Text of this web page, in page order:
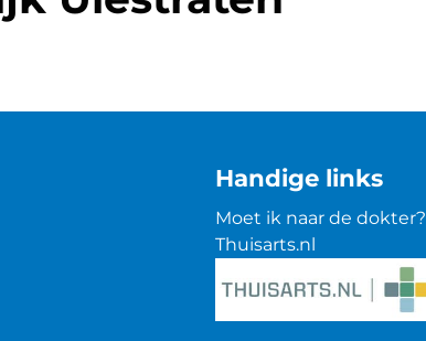
Handige links
Moet ik naar de dokter?
Thuisarts.nl